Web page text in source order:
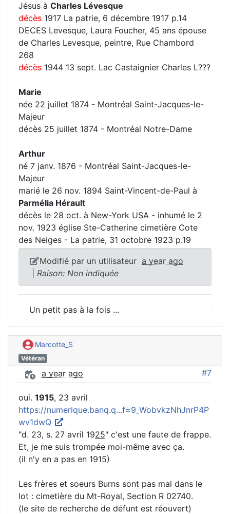
Jésus à Charles Lévesque
décès 1917 La patrie, 6 décembre 1917 p.14
DECES Levesque, Laura Foucher, 45 ans épouse
de Charles Levesque, peintre, Rue Chambord
268
décès 1944 13 sept. Lac Castaignier Charles L???
Marie
née 22 juillet 1874 - Montréal Saint-Jacques-le-
Majeur
décès 25 juillet 1874 - Montréal Notre-Dame
Arthur
né 7 janv. 1876 - Montréal Saint-Jacques-le-
Majeur
marié le 26 nov. 1894 Saint-Vincent-de-Paul à
Parmélia Hérault
décès le 28 oct. à New-York USA - inhumé le 2
nov. 1923 église Ste-Catherine cimetière Cote
des Neiges - La patrie, 31 octobre 1923 p.19
Modifié par un utilisateur a year ago
Raison: Non indiquée
Un petit pas à la fois ...
Marcotte_S
Vétéran
a year ago #7
oui. 1915, 23 avril
https://numerique.banq.q...f=9_WobvkzNhJnrP4P
wv1dwQ
"d. 23, s. 27 avril 1925" c'est une faute de frappe.
Et, je me suis trompée moi-même avec ça.
(il n'y en a pas en 1915)
Les frères et soeurs Burns sont pas mal dans le
lot : cimetière du Mt-Royal, Section R 02740.
(le site de recherche de défunt est réouvert)